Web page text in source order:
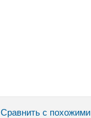
Сравнить с похожими